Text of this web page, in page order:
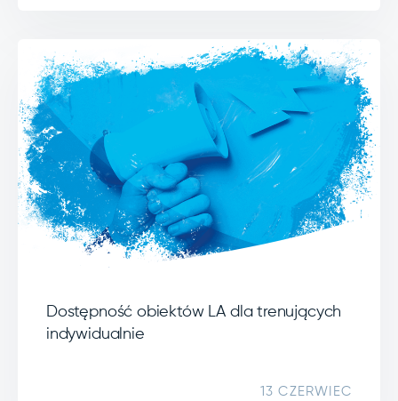
Dostępność obiektów LA dla trenujących
indywidualnie
13 CZERWIEC